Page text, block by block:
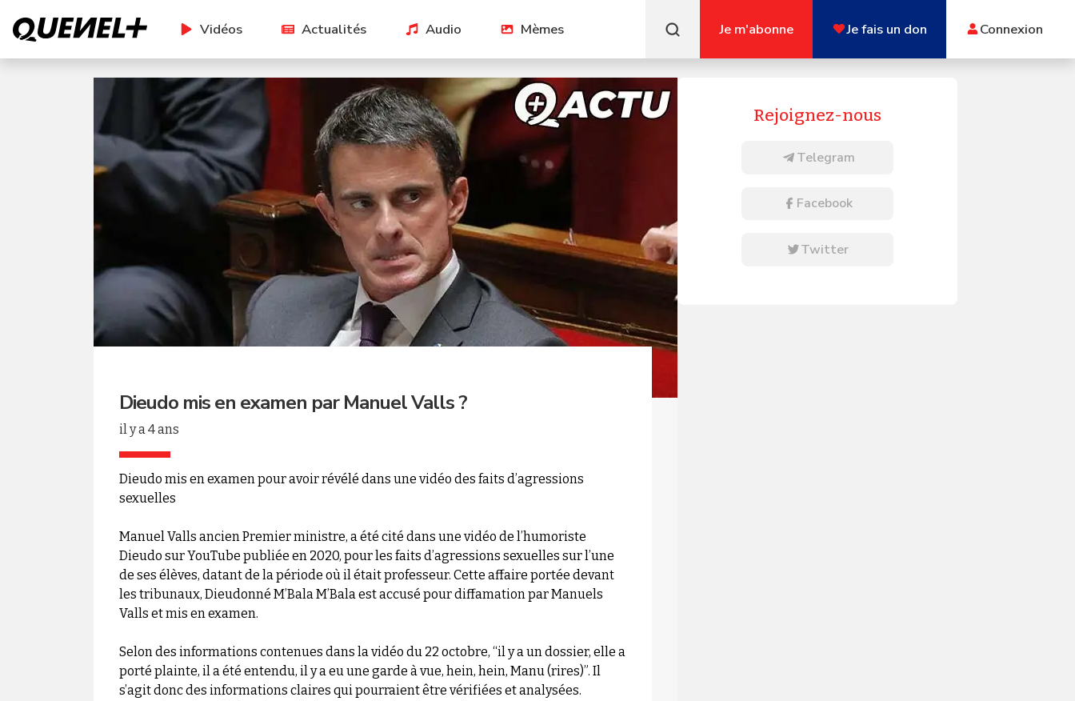
Vidéos Actualités Audio Mèmes Je m'abonne Je fais un don Connexion
Dieudo mis en examen par Manuel Valls ?
il y a 4 ans
Dieudo mis en examen pour avoir révélé dans une vidéo des faits d’agressions
sexuelles
Manuel Valls ancien Premier ministre, a été cité dans une vidéo de l’humoriste
Dieudo sur YouTube publiée en 2020, pour les faits d’agressions sexuelles sur l’une
de ses élèves, datant de la période où il était professeur. Cette affaire portée devant
les tribunaux, Dieudonné M’Bala M’Bala est accusé pour diffamation par Manuels
Valls et mis en examen.
Selon des informations contenues dans la vidéo du 22 octobre, “il y a un dossier, elle a
porté plainte, il a été entendu, il y a eu une garde à vue, hein, hein, Manu (rires)”. Il
s’agit donc des informations claires qui pourraient être vérifiées et analysées.
Rejoignez-nous
Telegram
Facebook
Twitter